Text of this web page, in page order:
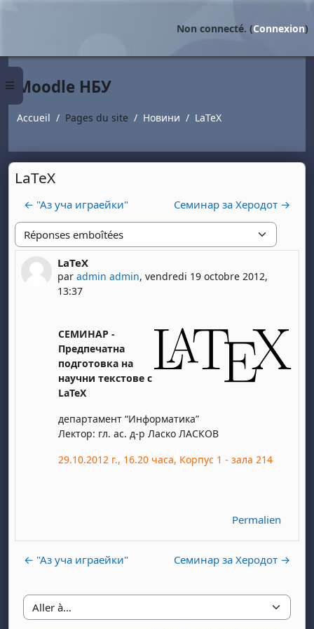
Panneau latéral
Non connecté. (Connexion)
Moodle НБУ
Accueil Pages du site Новини LaTeX
LaTeX
← "Аз уча играейки" Семинар за Херодот →
Type d'affichage
LaTeX
paradmin admin,vendredi 19 octobre 2012,
13:37
Nombre de réponses : 0
СЕМИНАР -
Предпечатна
подготовка на
научни текстове с
LaTeX
департамент “Информатика”
Лектор: гл. ас. д-р Ласко ЛАСКОВ
29.10.2012 г., 16.20 часа, Корпус 1 - зала 214
Permalien
← "Аз уча играейки" Семинар за Херодот →
Aller à…